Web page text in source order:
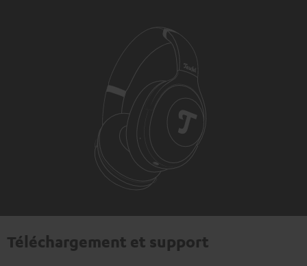
Téléchargement et support